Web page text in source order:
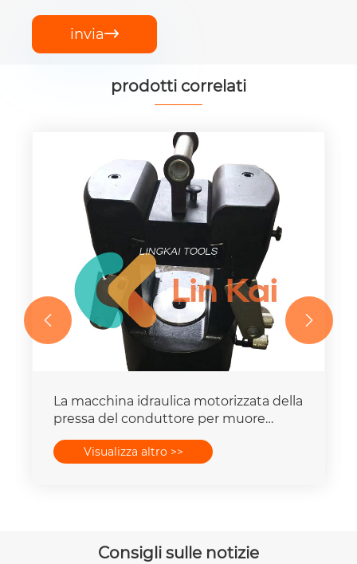
invia
prodotti correlati
La macchina idraulica motorizzata della
pressa del conduttore per muore
400mm2 degli insiemi 25T-300T
Visualizza altro >>
 
Consigli sulle notizie